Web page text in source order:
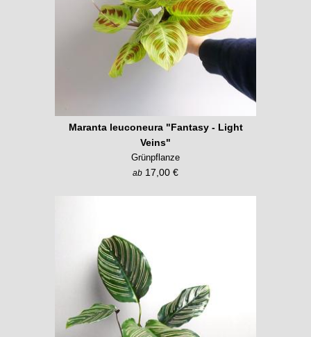
Maranta leuconeura "Fantasy - Light
Veins"
Grünpflanze
ab 17,00 €